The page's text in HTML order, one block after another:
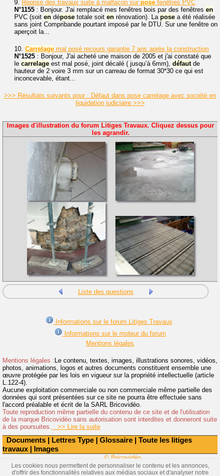
Documents | Lettres Type | Glossaire | Toute les litiges
travaux | Images
9. Reprise des travaux suite à malfaçon sur pose fenêtres PVC
N°1155 : Bonjour. J'ai remplacé mes fenêtres bois par des fenêtres en
PVC (soit en dépose totale soit en rénovation). La pose a été réalisée
sans joint Compribande pourtant imposé par le DTU. Sur une fenêtre on
aperçoit la...
10. Carrelage mal posé recours garantie 7 ans après la construction
N°1525 : Bonjour, J'ai acheté une maison de 2005 et j'ai constaté que
le carrelage est mal posé, joint décalé ( jusqu’à 6mm), défautde
hauteur de 2 voire 3 mm sur un carreau de format 30*30 ce qui est
inconcevable, étant...
>>> Résultats suivants pour : Défaut dans pose carrelage avec société en
liquidation judiciaire >>>
Images d'illustration du forum Litiges Travaux. Cliquez dessus pour
les agrandir.
Liste des questions
Informations sur le forum Litiges Travaux
Informations sur le moteur du forum
Mentions légales
Mentions légales : Le contenu, textes, images, illustrations sonores, vidéos,
photos, animations, logos et autres documents constituent ensemble une
œuvre protégée par les lois en vigueur sur la propriété intellectuelle (article
L.122-4).
Aucune exploitation commerciale ou non commerciale même partielle des
données qui sont présentées sur ce site ne pourra être effectuée sans
l'accord préalable et écrit de la SARL Bricovidéo.
Toute reproduction même partielle du contenu de ce site et de l'utilisation
de la marque Bricovidéo sans autorisation sont interdites et donneront suite
à des poursuites. >> Lire la suite
© Bricovidéo
Les cookies nous permettent de personnaliser le contenu et les annonces,
d'offrir des fonctionnalités relatives aux médias sociaux et d'analyser notre